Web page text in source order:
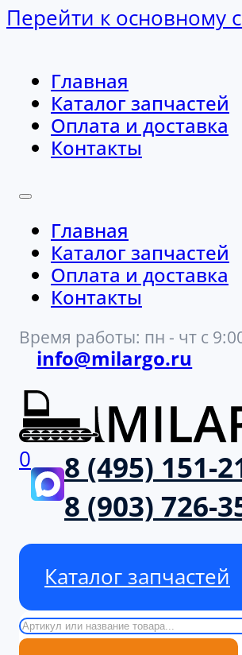
Перейти к основному
Главная
Каталог запчастей
Оплата и доставка
Контакты
Главная
Каталог запчастей
Оплата и доставка
Контакты
Время работы: пн - чт с
info@milargo.ru
0
8 (495) 151-
8 (903) 726-
Каталог запчастей
Поиск